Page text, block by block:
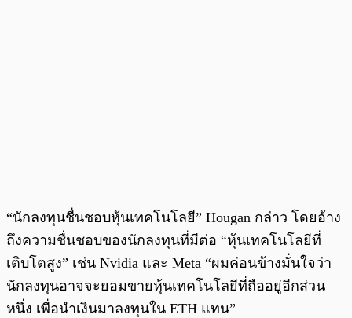
“นักลงทุนชื่นชอบหุ้นเทคโนโลยี” Hougan กล่าว โดยอ้าง
ถึงความชื่นชอบของนักลงทุนที่มีต่อ “หุ้นเทคโนโลยีที่
เติบโตสูง” เช่น Nvidia และ Meta “ผมค่อนข้างมั่นใจว่า
นักลงทุนอาจจะยอมขายหุ้นเทคโนโลยีที่ถืออยู่อีกส่วน
หนึ่ง เพื่อนำเงินมาลงทุนใน ETH แทน”